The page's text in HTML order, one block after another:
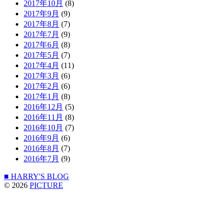
2017年10月 (8)
2017年9月 (9)
2017年8月 (7)
2017年7月 (9)
2017年6月 (8)
2017年5月 (7)
2017年4月 (11)
2017年3月 (6)
2017年2月 (6)
2017年1月 (8)
2016年12月 (5)
2016年11月 (8)
2016年10月 (7)
2016年9月 (6)
2016年8月 (7)
2016年7月 (9)
■ HARRY'S BLOG
© 2026 PICTURE